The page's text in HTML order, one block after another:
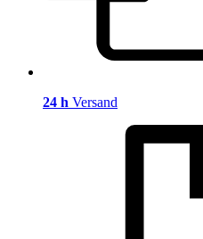
24 h Versand